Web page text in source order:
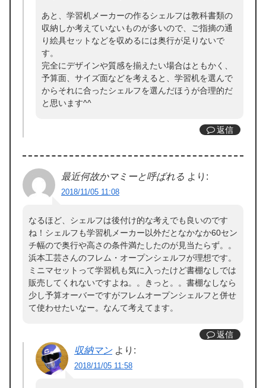
あと、学習机メーカーの作るシェルフは教科書類の
収納しか考えていないものが多いので、ご指摘の通
り絵具セットなどを収めるには奥行が足りないで
す。
完全にデザインや質感を揃えたい場合はともかく、
予算面、サイズ面などを考えると、学習机を選んで
からそれに合ったシェルフを選んだほうが合理的だ
と思います^^
返信
最近何故かマミーと呼ばれる より:
2018/11/05 11:08
なるほど、シェルフは後付け的な考えでも良いのです
ね！シェルフも学習机メーカー以外だとなかなか60セン
チ幅ので奥行や高さの条件満たしたのが見当たらず。。
浜本工芸さんのフレム・オープンシェルフが理想です。
ミニマセットって学習机も気に入ったけど書棚なしでは
販売してくれないですよね。。きっと。。書棚なしなら
少し予算オーバーですがフレムオープンシェルフと併せ
て使わせたいなー。なんて考えてます。
返信
収納マン より:
2018/11/05 11:58